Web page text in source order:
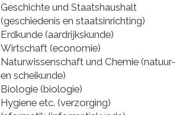
Geschichte und Staatshaushalt
(geschiedenis en staatsinrichting)
Erdkunde (aardrijkskunde)
Wirtschaft (economie)
Naturwissenschaft und Chemie (natuur-
en scheikunde)
Biologie (biologie)
Hygiene etc. (verzorging)